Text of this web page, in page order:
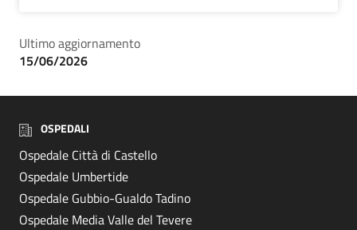
Ultimo aggiornamento
15/06/2026
OSPEDALI
Ospedale Città di Castello
Ospedale Umbertide
Ospedale Gubbio-Gualdo Tadino
Ospedale Media Valle del Tevere